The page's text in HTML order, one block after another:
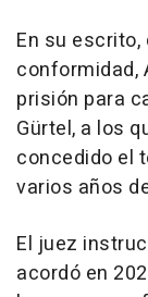
En su
conformidad,
prisión para
Gürtel, a los
concedido el
varios años
El juez
acordó en